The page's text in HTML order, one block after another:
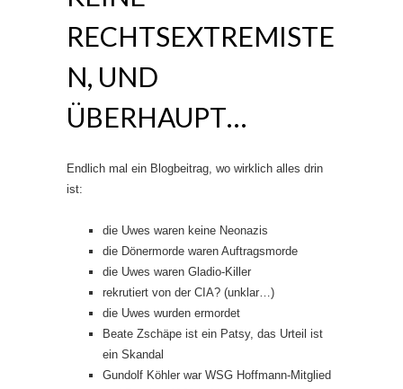
RECHTSEXTREMISTE
N, UND
ÜBERHAUPT…
Endlich mal ein Blogbeitrag, wo wirklich alles drin
ist:
die Uwes waren keine Neonazis
die Dönermorde waren Auftragsmorde
die Uwes waren Gladio-Killer
rekrutiert von der CIA? (unklar…)
die Uwes wurden ermordet
Beate Zschäpe ist ein Patsy, das Urteil ist
ein Skandal
Gundolf Köhler war WSG Hoffmann-Mitglied